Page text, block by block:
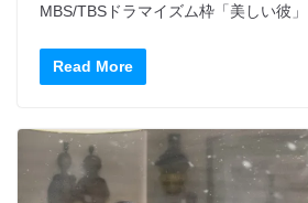
MBS/TBSドラマイズム枠「美しい彼」
Read More